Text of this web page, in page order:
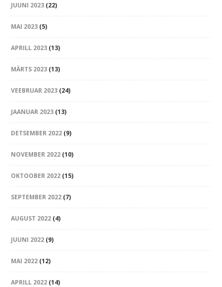
JUUNI 2023 (22)
MAI 2023 (5)
APRILL 2023 (13)
MÄRTS 2023 (13)
VEEBRUAR 2023 (24)
JAANUAR 2023 (13)
DETSEMBER 2022 (9)
NOVEMBER 2022 (10)
OKTOOBER 2022 (15)
SEPTEMBER 2022 (7)
AUGUST 2022 (4)
JUUNI 2022 (9)
MAI 2022 (12)
APRILL 2022 (14)